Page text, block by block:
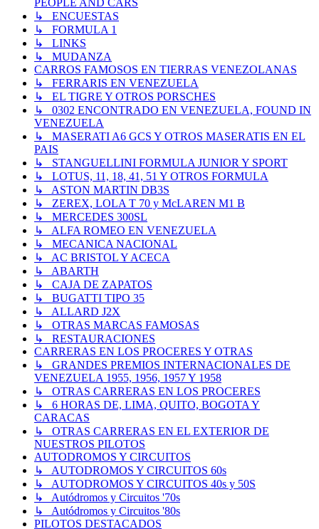
PEOPLE AND CARS
↳ ENCUESTAS
↳ FORMULA 1
↳ LINKS
↳ MUDANZA
CARROS FAMOSOS EN TIERRAS VENEZOLANAS
↳ FERRARIS EN VENEZUELA
↳ EL TIGRE Y OTROS PORSCHES
↳ 0302 ENCONTRADO EN VENEZUELA, FOUND IN
VENEZUELA
↳ MASERATI A6 GCS Y OTROS MASERATIS EN EL
PAIS
↳ STANGUELLINI FORMULA JUNIOR Y SPORT
↳ LOTUS, 11, 18, 41, 51 Y OTROS FORMULA
↳ ASTON MARTIN DB3S
↳ ZEREX, LOLA T 70 y McLAREN M1 B
↳ MERCEDES 300SL
↳ ALFA ROMEO EN VENEZUELA
↳ MECANICA NACIONAL
↳ AC BRISTOL Y ACECA
↳ ABARTH
↳ CAJA DE ZAPATOS
↳ BUGATTI TIPO 35
↳ ALLARD J2X
↳ OTRAS MARCAS FAMOSAS
↳ RESTAURACIONES
CARRERAS EN LOS PROCERES Y OTRAS
↳ GRANDES PREMIOS INTERNACIONALES DE
VENEZUELA 1955, 1956, 1957 Y 1958
↳ OTRAS CARRERAS EN LOS PROCERES
↳ 6 HORAS DE, LIMA, QUITO, BOGOTA Y
CARACAS
↳ OTRAS CARRERAS EN EL EXTERIOR DE
NUESTROS PILOTOS
AUTODROMOS Y CIRCUITOS
↳ AUTODROMOS Y CIRCUITOS 60s
↳ AUTODROMOS Y CIRCUITOS 40s y 50S
↳ Autódromos y Circuitos '70s
↳ Autódromos y Circuitos '80s
PILOTOS DESTACADOS